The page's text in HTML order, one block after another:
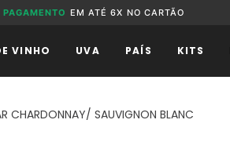
PAGAMENTO EM ATÉ 6X NO CARTÃO
VINHO UVA PAÍS KITS
CHARDONNAY/ SAUVIGNON BLANC